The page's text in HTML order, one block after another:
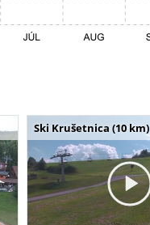
Ski Krušetnica (10 km)